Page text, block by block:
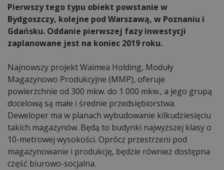
Pierwszy tego typu obiekt powstanie w
Bydgoszczy, kolejne pod Warszawą, w Poznaniu i
Gdańsku. Oddanie pierwszej fazy inwestycji
zaplanowane jest na koniec 2019 roku.
Najnowszy projekt Waimea Holding, Moduły
Magazynowo Produkcyjne (MMP), oferuje
powierzchnie od 300 mkw. do 1 000 mkw., a jego grupą
docelową są małe i średnie przedsiębiorstwa.
Deweloper ma w planach wybudowanie kilkudziesięciu
takich magazynów. Będą to budynki najwyższej klasy o
10-metrowej wysokości. Oprócz przestrzeni pod
magazynowanie i produkcję, będzie również dostępna
część biurowo-socjalna.